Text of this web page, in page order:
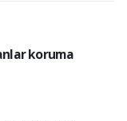
koruma